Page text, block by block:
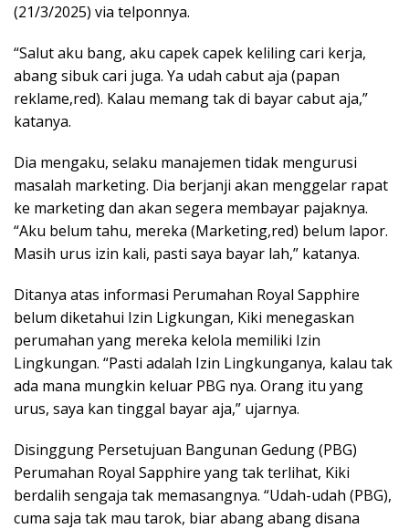
(21/3/2025) via telponnya.
“Salut aku bang, aku capek capek keliling cari kerja,
abang sibuk cari juga. Ya udah cabut aja (papan
reklame,red). Kalau memang tak di bayar cabut aja,”
katanya.
Dia mengaku, selaku manajemen tidak mengurusi
masalah marketing. Dia berjanji akan menggelar rapat
ke marketing dan akan segera membayar pajaknya.
“Aku belum tahu, mereka (Marketing,red) belum lapor.
Masih urus izin kali, pasti saya bayar lah,” katanya.
Ditanya atas informasi Perumahan Royal Sapphire
belum diketahui Izin Ligkungan, Kiki menegaskan
perumahan yang mereka kelola memiliki Izin
Lingkungan. “Pasti adalah Izin Lingkunganya, kalau tak
ada mana mungkin keluar PBG nya. Orang itu yang
urus, saya kan tinggal bayar aja,” ujarnya.
Disinggung Persetujuan Bangunan Gedung (PBG)
Perumahan Royal Sapphire yang tak terlihat, Kiki
berdalih sengaja tak memasangnya. “Udah-udah (PBG),
cuma saja tak mau tarok, biar abang abang disana